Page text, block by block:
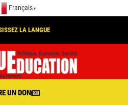
Français ▼
LA LANGUE
UN DON